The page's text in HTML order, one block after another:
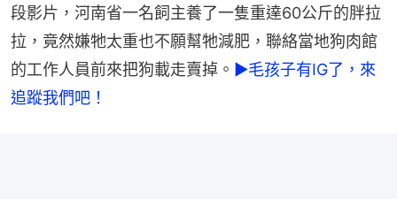
段影片，河南省一名飼主養了一隻重達60公斤的胖拉
拉，竟然嫌牠太重也不願幫牠減肥，聯絡當地狗肉館
的工作人員前來把狗載走賣掉。 ►毛孩子有IG了，來
追蹤我們吧！